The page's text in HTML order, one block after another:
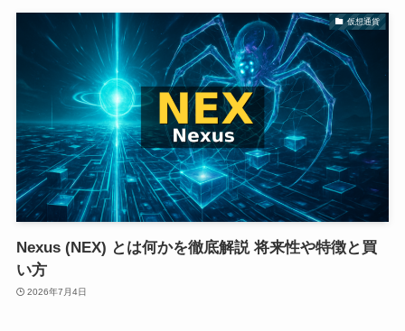
仮想通貨
Nexus (NEX) とは何かを徹底解説 将来性や特徴と買
い方
2026年7月4日